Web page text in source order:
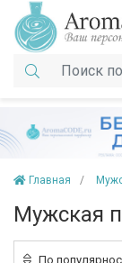
Главная
Мужская
По